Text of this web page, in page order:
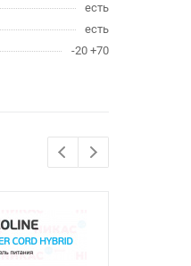
есть
есть
-20 +70